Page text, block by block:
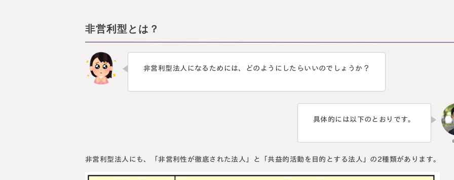
非営利型とは？
非営利型法人になるためには、どのようにしたらいいのでしょうか？
具体的には以下のとおりです。
非営利型法人にも、「非営利性が徹底された法人」と「共益的活動を目的とする法人」の2種類があります。